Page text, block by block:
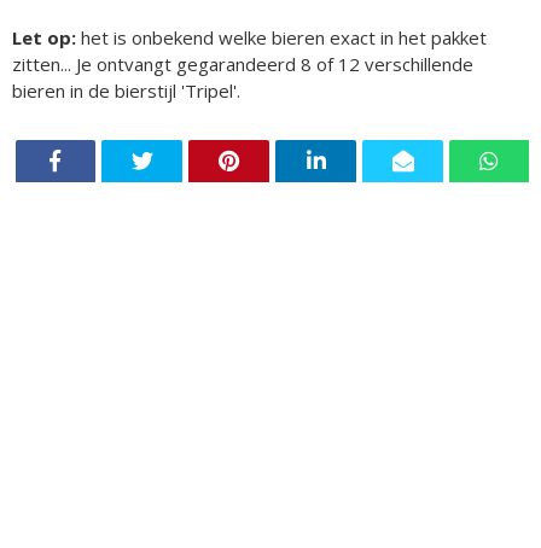
Let op: het is onbekend welke bieren exact in het pakket
zitten... Je ontvangt gegarandeerd 8 of 12 verschillende
bieren in de bierstijl 'Tripel'.